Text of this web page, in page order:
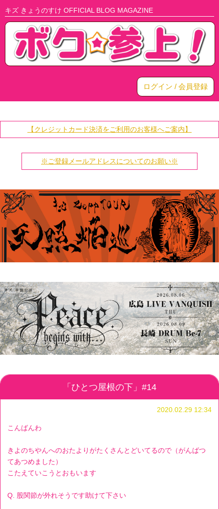
キズ きょうのすけ OFFICIAL BLOG MAGAZINE
ログイン / 会員登録
【クレジットカード決済をご利用のお客様へご案内】
※ご登録メールアドレスについてのお願い※
「ひとつ屋根の下」#14
2020.02.29 12:34
こんばんわ
きよのちやんへのおたよりがたくさんとどいてるので（がんばつ
てあつめました）
こたえていこうとおもいます
Q. 股関節が外れそうです助けて下さい